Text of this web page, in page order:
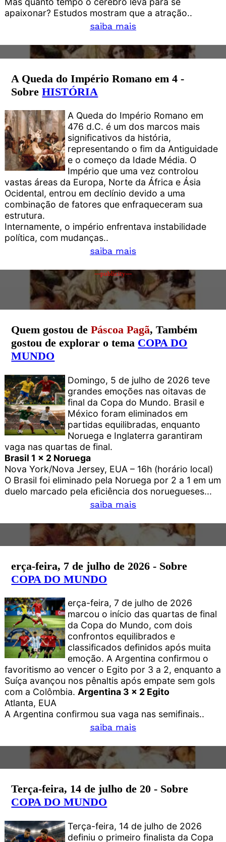
apaixonar? Estudos mostram que a atração..
saiba mais
A Queda do Império Romano em 4 -
SobreHISTÓRIA
A Queda do Império Romano em
476 d.C. é um dos marcos mais
significativos da história,
representando o fim da Antiguidade
e o começo da Idade Média. O
Império que uma vez controlou
vastas áreas da Europa, Norte da África e Ásia
Ocidental, entrou em declínio devido a uma
combinação de fatores que enfraqueceram sua
estrutura.
Internamente, o império enfrentava instabilidade
política, com mudanças..
saiba mais
---publicity---
Quem gostou dePáscoa Pagã, Também
gostou de explorar o tema COPA DO
MUNDO
Domingo, 5 de julho de 2026 teve
grandes emoções nas oitavas de
final da Copa do Mundo. Brasil e
México foram eliminados em
partidas equilibradas, enquanto
Noruega e Inglaterra garantiram
vaga nas quartas de final.
Brasil 1 x 2 Noruega
Nova York/Nova Jersey, EUA – 16h (horário local)
O Brasil foi eliminado pela Noruega por 2 a 1 em um
duelo marcado pela eficiência dos noruegueses...
saiba mais
erça-feira, 7 de julho de 2026 - Sobre
COPA DO MUNDO
erça-feira, 7 de julho de 2026
marcou o início das quartas de final
da Copa do Mundo, com dois
confrontos equilibrados e
classificados definidos após muita
emoção. A Argentina confirmou o
favoritismo ao vencer o Egito por 3 a 2, enquanto a
Suíça avançou nos pênaltis após empate sem gols
com a Colômbia. Argentina 3 x 2 Egito
Atlanta, EUA
A Argentina confirmou sua vaga nas semifinais..
saiba mais
Terça-feira, 14 de julho de 20 - Sobre
COPA DO MUNDO
Terça-feira, 14 de julho de 2026
definiu o primeiro finalista da Copa